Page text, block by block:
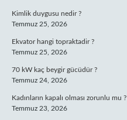
Kimlik duygusu nedir ?
Temmuz 25, 2026
Ekvator hangi topraktadir ?
Temmuz 25, 2026
70 kW kaç beygir gücüdür ?
Temmuz 24, 2026
Kadınların kapalı olması zorunlu mu ?
Temmuz 23, 2026